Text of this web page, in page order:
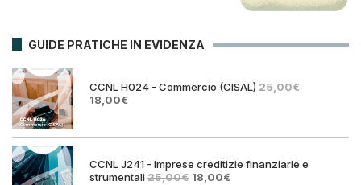
GUIDE PRATICHE IN EVIDENZA
CCNL H024 - Commercio (CISAL) 25,00€
Il
era:
18,00€Il
è:
CCNL J241 - Imprese creditizie finanziarie e
strumentali25,00€ Il18,00€Il